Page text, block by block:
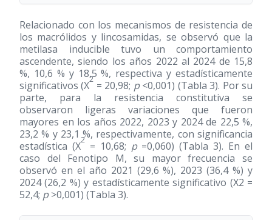
Relacionado con los mecanismos de resistencia de
los macrólidos y lincosamidas, se observó que la
metilasa inducible tuvo un comportamiento
ascendente, siendo los años 2022 al 2024 de 15,8
%, 10,6 % y 18,5 %, respectiva y estadísticamente
significativos (X
2
= 20,98; p<0,001) (Tabla 3). Por su
parte, para la resistencia constitutiva se
observaron ligeras variaciones que fueron
mayores en los años 2022, 2023 y 2024 de 22,5 %,
23,2 % y 23,1 %, respectivamente, con significancia
estadística (X
2
= 10,68; p=0,060) (Tabla 3). En el
caso del Fenotipo M, su mayor frecuencia se
observó en el año 2021 (29,6 %), 2023 (36,4 %) y
2024 (26,2 %) y estadísticamente significativo (X2 =
52,4; p>0,001) (Tabla 3).